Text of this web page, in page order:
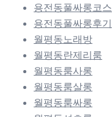
용전동풀싸롱코스
용전동풀싸롱후기
월평동노래방
월평동란제리룸
월평동룸사롱
월평동룸살롱
월평동룸싸롱